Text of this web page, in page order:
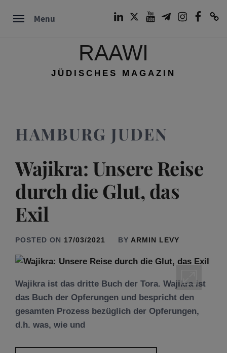
Menu
RAAWI
JÜDISCHES MAGAZIN
HAMBURG JUDEN
Wajikra: Unsere Reise
durch die Glut, das
Exil
POSTED ON 17/03/2021 BY ARMIN LEVY
Wajikra ist das dritte Buch der Tora. Wajikra ist
das Buch der Opferungen und bespricht den
gesamten Prozess bezüglich der Opferungen,
d.h. was, wie und